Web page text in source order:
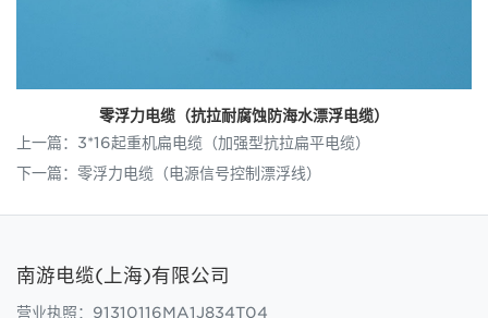
零浮力电缆（抗拉耐腐蚀防海水漂浮电缆）
上一篇： 3*16起重机扁电缆（加强型抗拉扁平电缆）
下一篇： 零浮力电缆（电源信号控制漂浮线）
南游电缆(上海)有限公司
营业执照：91310116MA1J834T04